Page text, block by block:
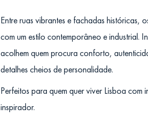
Entre ruas vibrantes e fachadas históricas,
com um estilo contemporâneo e industrial.
acolhem quem procura conforto,
detalhes cheios de personalidade.
Perfeitos para quem quer viver Lisboa
inspirador.